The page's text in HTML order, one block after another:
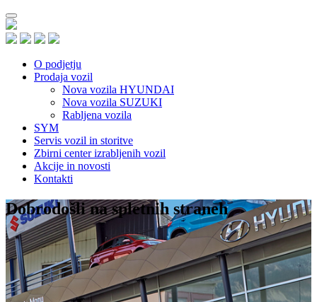
O podjetju
Prodaja vozil
Nova vozila HYUNDAI
Nova vozila SUZUKI
Rabljena vozila
SYM
Servis vozil in storitve
Zbirni center izrabljenih vozil
Akcije in novosti
Kontakti
Dobrodošli na spletnih straneh